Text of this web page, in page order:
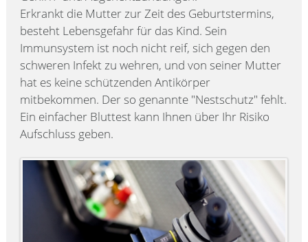
Erkrankt die Mutter zur Zeit des Geburtstermins,
besteht Lebensgefahr für das Kind. Sein
Immunsystem ist noch nicht reif, sich gegen den
schweren Infekt zu wehren, und von seiner Mutter
hat es keine schützenden Antikörper
mitbekommen. Der so genannte "Nestschutz" fehlt.
Ein einfacher Bluttest kann Ihnen über Ihr Risiko
Aufschluss geben.